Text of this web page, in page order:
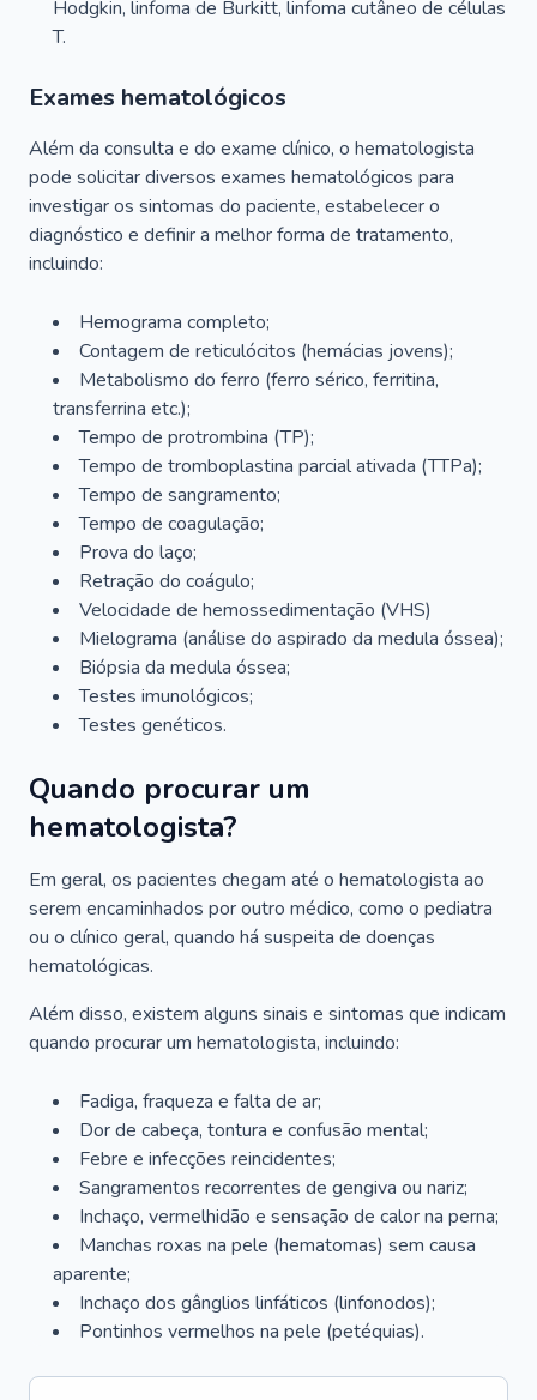
Hodgkin, linfoma de Burkitt, linfoma cutâneo de células
T.
Exames hematológicos
Além da consulta e do exame clínico, o hematologista
pode solicitar diversos exames hematológicos para
investigar os sintomas do paciente, estabelecer o
diagnóstico e definir a melhor forma de tratamento,
incluindo:
Hemograma completo;
Contagem de reticulócitos (hemácias jovens);
Metabolismo do ferro (ferro sérico, ferritina,
transferrina etc.);
Tempo de protrombina (TP);
Tempo de tromboplastina parcial ativada (TTPa);
Tempo de sangramento;
Tempo de coagulação;
Prova do laço;
Retração do coágulo;
Velocidade de hemossedimentação (VHS)
Mielograma (análise do aspirado da medula óssea);
Biópsia da medula óssea;
Testes imunológicos;
Testes genéticos.
Quando procurar um
hematologista?
Em geral, os pacientes chegam até o hematologista ao
serem encaminhados por outro médico, como o pediatra
ou o clínico geral, quando há suspeita de doenças
hematológicas.
Além disso, existem alguns sinais e sintomas que indicam
quando procurar um hematologista, incluindo:
Fadiga, fraqueza e falta de ar;
Dor de cabeça, tontura e confusão mental;
Febre e infecções reincidentes;
Sangramentos recorrentes de gengiva ou nariz;
Inchaço, vermelhidão e sensação de calor na perna;
Manchas roxas na pele (hematomas) sem causa
aparente;
Inchaço dos gânglios linfáticos (linfonodos);
Pontinhos vermelhos na pele (petéquias).